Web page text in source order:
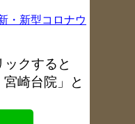
・新型コロナウ
年始お休み情
休み
クすると
崎台院」と